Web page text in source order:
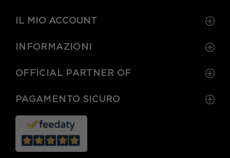
IL MIO ACCOUNT
INFORMAZIONI
OFFICIAL PARTNER OF
PAGAMENTO SICURO